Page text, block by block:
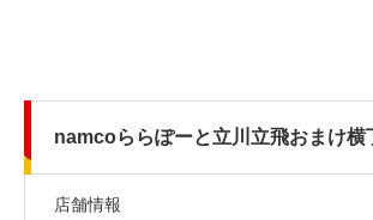
namcoららぽーと立川立飛おまけ横
店舗情報